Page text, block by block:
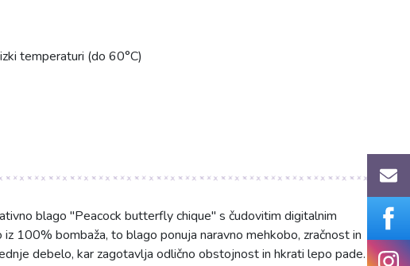
temperaturi (do 60°C)
blago "Peacock butterfly chique" s čudovitim digitalnim
100% bombaža, to blago ponuja naravno mehkobo, zračnost in
debelo, kar zagotavlja odlično obstojnost in hkrati lepo pade.